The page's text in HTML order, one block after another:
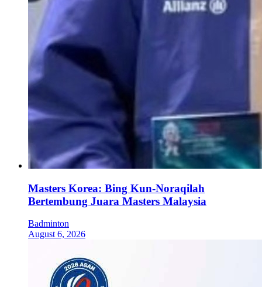
Masters Korea: Bing Kun-Noraqilah
Bertembung Juara Masters Malaysia
Badminton
August 6, 2026